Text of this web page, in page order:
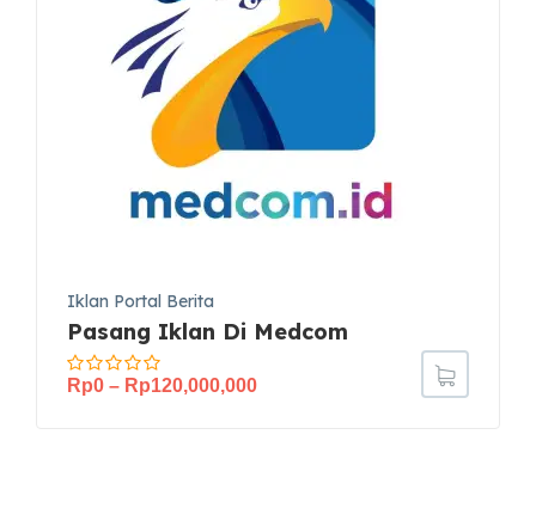
Iklan Portal Berita
Pasang Iklan Di Medcom
Rp0 – Rp120,000,000